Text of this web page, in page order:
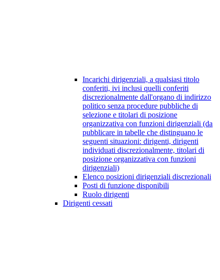
Incarichi dirigenziali, a qualsiasi titolo
conferiti, ivi inclusi quelli conferiti
discrezionalmente dall'organo di indirizzo
politico senza procedure pubbliche di
selezione e titolari di posizione
organizzativa con funzioni dirigenziali (da
pubblicare in tabelle che distinguano le
seguenti situazioni: dirigenti, dirigenti
individuati discrezionalmente, titolari di
posizione organizzativa con funzioni
dirigenziali)
Elenco posizioni dirigenziali discrezionali
Posti di funzione disponibili
Ruolo dirigenti
Dirigenti cessati